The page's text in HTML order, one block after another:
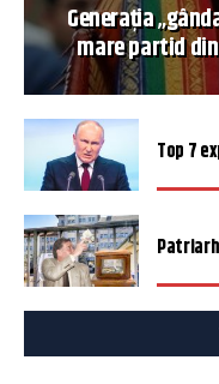
Generația
mare partid
Top 7